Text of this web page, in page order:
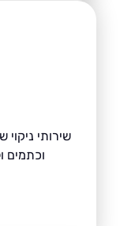
שירותי ניקוי
וכתמים